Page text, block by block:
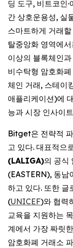
딩 도구, 비트코인
간 상호운용성, 실
스마트하게 거래
탈중앙화 영역에
이상의 블록체인
비수탁형 암호화
체인 거래, 스테이
애플리케이션)에
능과 시장 인사이
Bitget은 전략적
고 있다. 대표적으
(LALIGA)의 공식
(EASTERN), 동남
하고 있다. 또한 글
(UNICEF)와 협력
교육을 지원하는
계에서 가장 짜릿
암호화폐 거래소